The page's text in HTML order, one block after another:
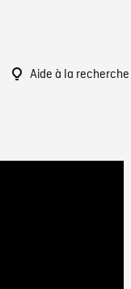
Aide à la recherche